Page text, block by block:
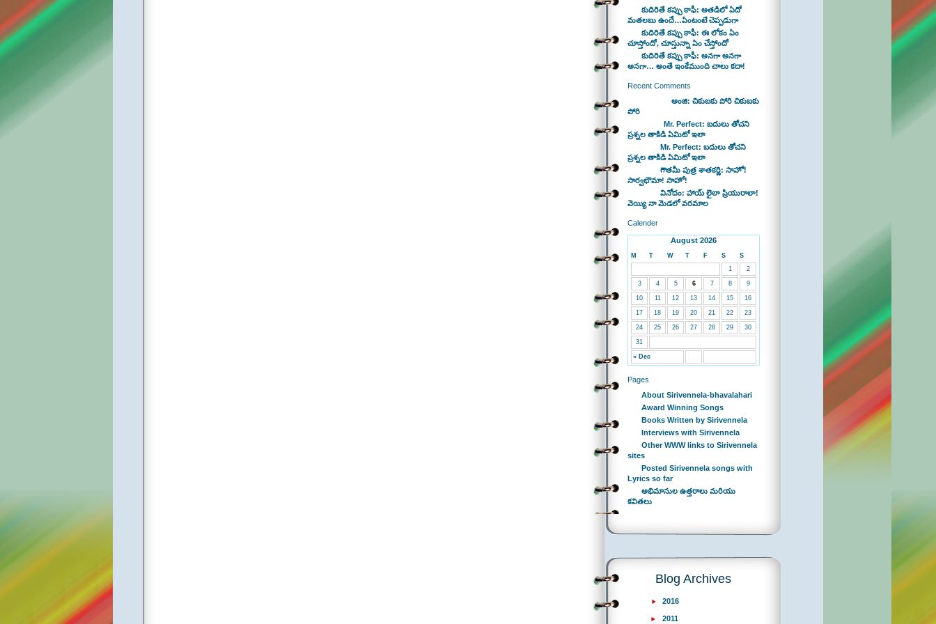
కుదిరితే కప్పు కాఫీ: అతడిలో ఏదో
మతలబు ఉందే…ఏంటంటే చెప్పడుగా
కుదిరితే కప్పు కాఫీ: ఈ లోకం ఏం
చూస్తోందో, చూస్తున్నా ఏం చేస్తోందో
కుదిరితే కప్పు కాఫీ: అనగా అనగా
అనగా… అంతే ఇంకేముంది చాలు కదా!
Recent Comments
అంజి: చికుబకు పోరి చికుబకు
పోరి
Mr. Perfect: బదులు తోచని
ప్రశ్నల తాకిడి ఏమిటో ఇలా
Mr. Perfect: బదులు తోచని
ప్రశ్నల తాకిడి ఏమిటో ఇలా
గౌతమీ పుత్ర శాతకర్ణి: సాహో!
సార్వభౌమా! సాహో!
వినోదం: హాయ్ లైలా ప్రియురాలా!
వెయ్యి నా మెడలో వరమాల
Calender
August 2026
M T W T F S S
« Dec
1 2
3 4 5 6 7 8 9
10 11 12 13 14 15 16
17 18 19 20 21 22 23
24 25 26 27 28 29 30
31
Pages
About Sirivennela-bhavalahari
Award Winning Songs
Books Written by Sirivennela
Interviews with Sirivennela
Other WWW links to Sirivennela
sites
Posted Sirivennela songs with
Lyrics so far
అభిమానుల ఉత్తరాలు మరియు
కవితలు
Blog Archives
2016
2011